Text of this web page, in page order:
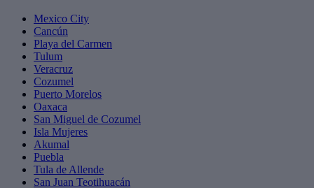
Mexico City
Cancún
Playa del Carmen
Tulum
Veracruz
Cozumel
Puerto Morelos
Oaxaca
San Miguel de Cozumel
Isla Mujeres
Akumal
Puebla
Tula de Allende
San Juan Teotihuacán